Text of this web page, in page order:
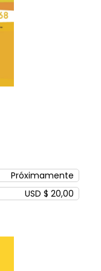
Próximamente
USD $ 20,00